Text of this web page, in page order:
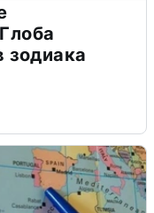
зодиака